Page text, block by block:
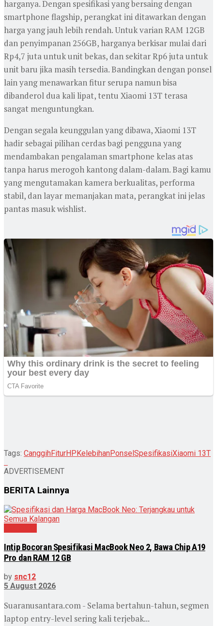
harganya. Dengan spesifikasi yang bersaing dengan
smartphone flagship, perangkat ini ditawarkan dengan
harga yang jauh lebih rendah. Untuk varian RAM 12GB
dan penyimpanan 256GB, harganya berkisar mulai dari
Rp4,7 juta untuk unit bekas, dan sekitar Rp6 juta untuk
unit baru jika masih tersedia. Bandingkan dengan ponsel
lain yang menawarkan fitur serupa namun bisa
dibanderol dua kali lipat, tentu Xiaomi 13T terasa
sangat menguntungkan.
Dengan segala keunggulan yang dibawa, Xiaomi 13T
hadir sebagai pilihan cerdas bagi pengguna yang
mendambakan pengalaman smartphone kelas atas
tanpa harus merogoh kantong dalam-dalam. Bagi kamu
yang mengutamakan kamera berkualitas, performa
stabil, dan layar memanjakan mata, perangkat ini jelas
pantas masuk wishlist.
Tags: CanggihFiturHPKelebihanPonselSpesifikasiXiaomi 13T
ADVERTISEMENT
BERITA Lainnya
Intip Bocoran Spesifikasi MacBook Neo 2, Bawa Chip A19
Pro dan RAM 12 GB
by snc12
5 August 2026
Suaranusantara.com - Selama bertahun-tahun, segmen
laptop entry-level sering kali terjebak...